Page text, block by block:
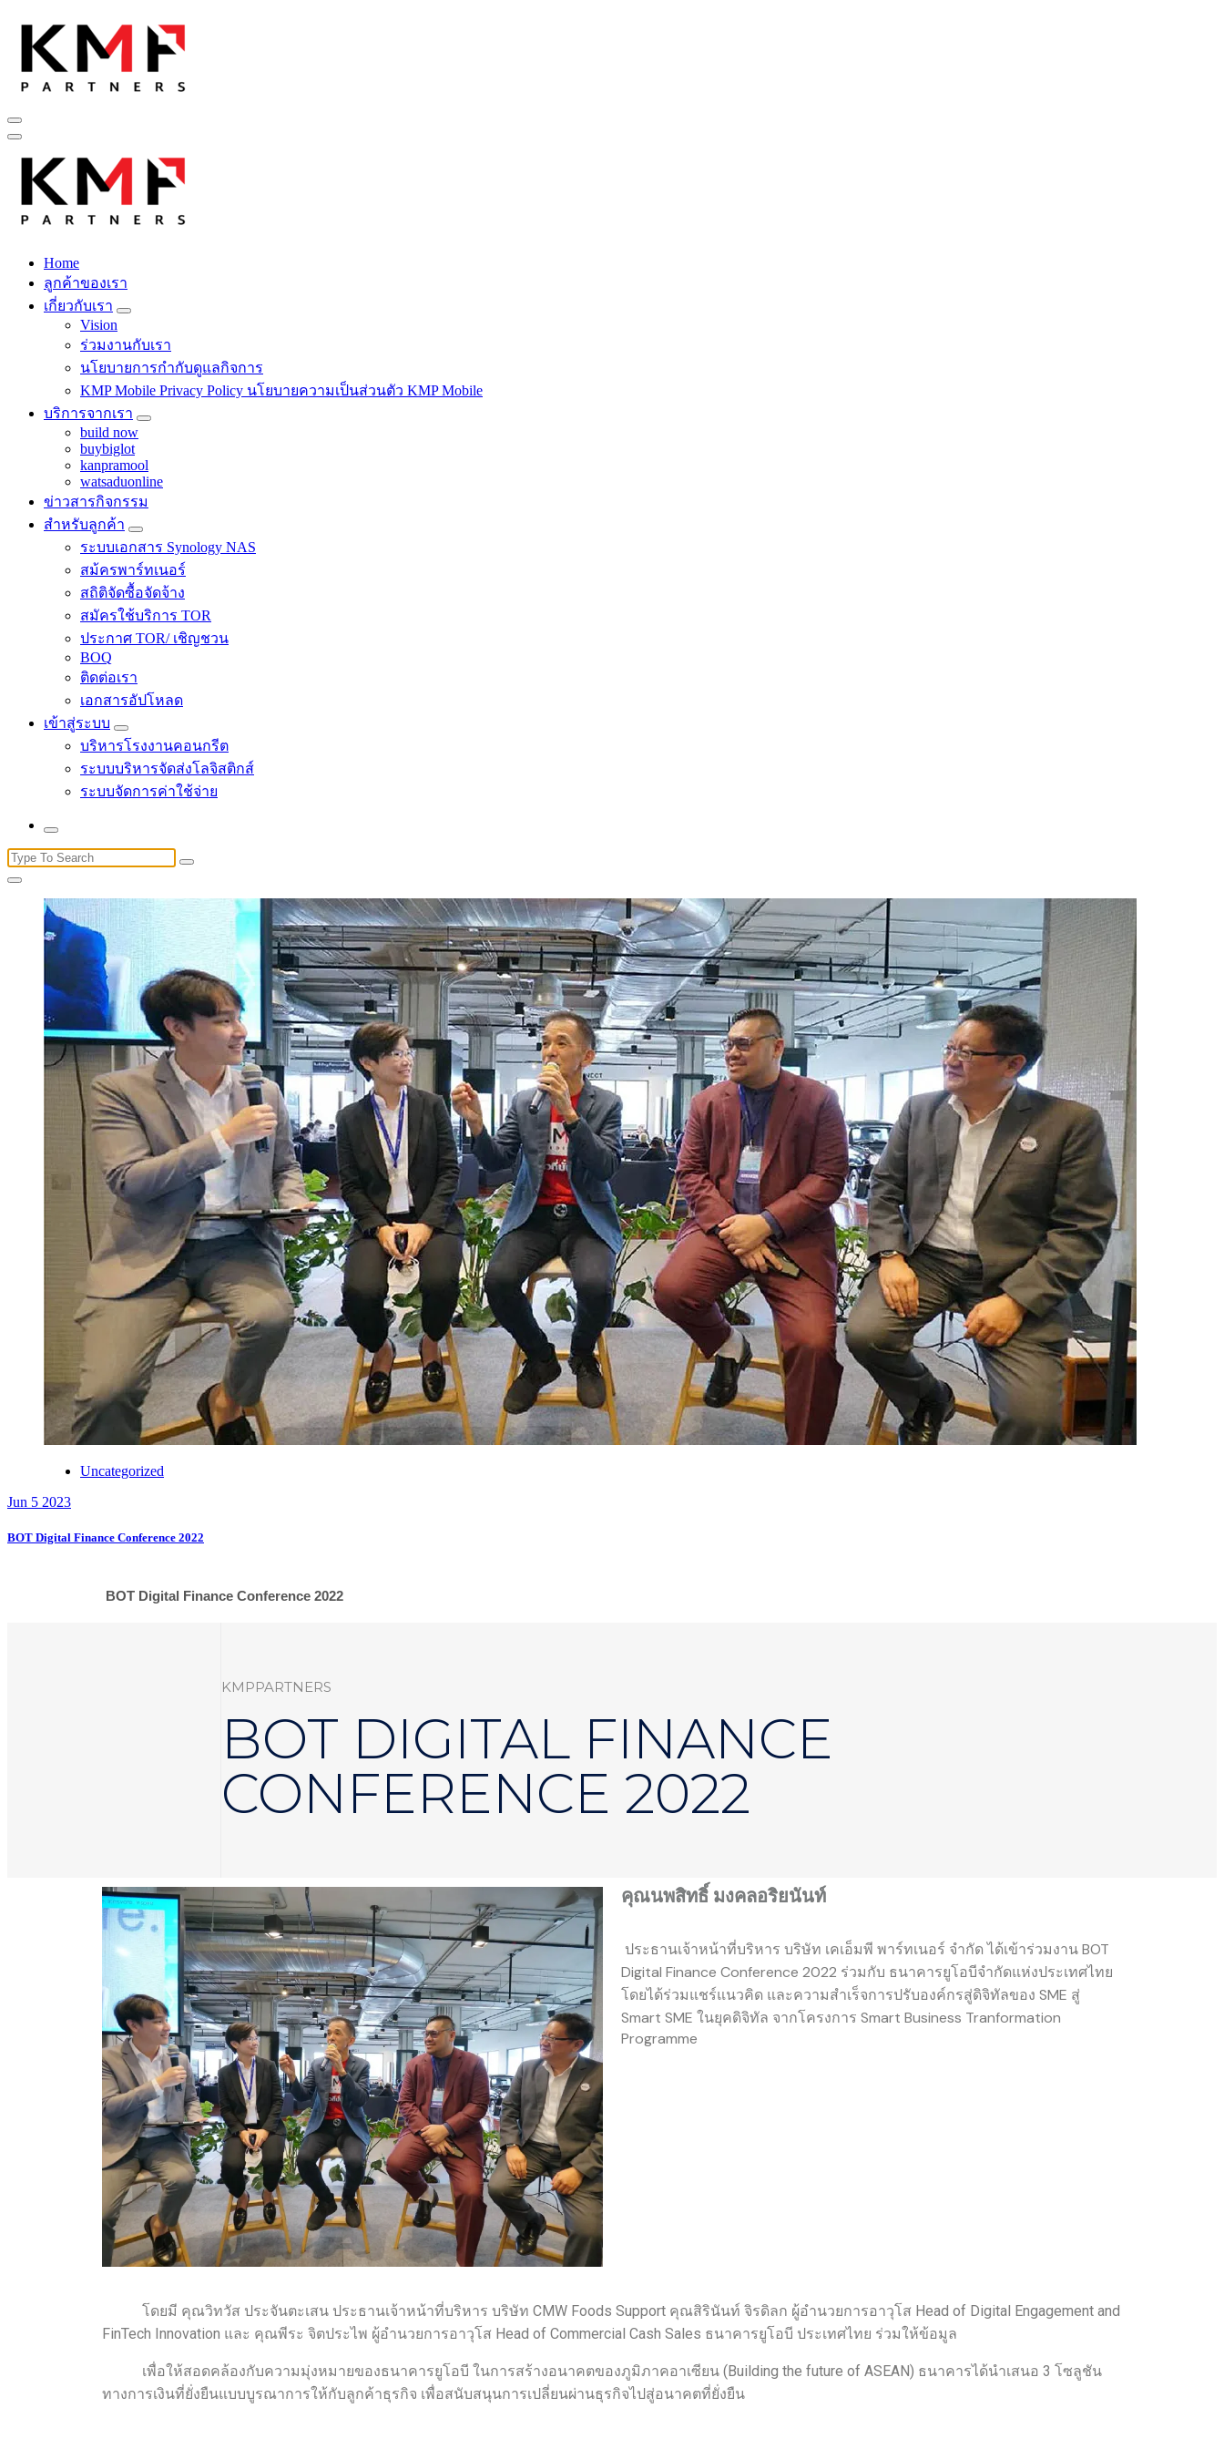
Fintech สำหรับวงการรับเหมาก่อสร้าง สู่อนาคตที่ดีกว่าไปพร้อมกับเรา เพราะโอกาสรอไม่ได้
Fintech สำหรับวงการรับเหมาก่อสร้าง สู่อนาคตที่ดีกว่าไปพร้อมกับเรา เพราะโอกาสรอไม่ได้
Home
ลูกค้าของเรา
เกี่ยวกับเรา
Vision
ร่วมงานกับเรา
นโยบายการกำกับดูแลกิจการ
KMP Mobile Privacy Policy นโยบายความเป็นส่วนตัว KMP Mobile
บริการจากเรา
build now
buybiglot
kanpramool
watsaduonline
ข่าวสารกิจกรรม
สำหรับลูกค้า
ระบบเอกสาร Synology NAS
สม้ครพาร์ทเนอร์
สถิติจัดซื้อจัดจ้าง
สมัครใช้บริการ TOR
ประกาศ TOR/ เชิญชวน
BOQ
ติดต่อเรา
เอกสารอัปโหลด
เข้าสู่ระบบ
บริหารโรงงานคอนกรีต
ระบบบริหารจัดส่งโลจิสติกส์
ระบบจัดการค่าใช้จ่าย
Uncategorized
Jun 5 2023
BOT Digital Finance Conference 2022
BOT Digital Finance Conference 2022
KMPPARTNERS
BOT DIGITAL FINANCE
CONFERENCE 2022
คุณนพสิทธิ์ มงคลอริยนันท์
ประธานเจ้าหน้าที่บริหาร บริษัท เคเอ็มพี พาร์ทเนอร์ จำกัด ได้เข้าร่วมงาน BOT
Digital Finance Conference 2022 ร่วมกับ ธนาคารยูโอบีจำกัดแห่งประเทศไทย
โดยได้ร่วมแชร์แนวคิด และความสำเร็จการปรับองค์กรสู่ดิจิทัลของ SME สู่
Smart SME ในยุคดิจิทัล จากโครงการ Smart Business Tranformation
Programme
โดยมี คุณวิทวัส ประจันตะเสน ประธานเจ้าหน้าที่บริหาร บริษัท CMW Foods Support คุณสิรินันท์ จิรดิลก ผู้อำนวยการอาวุโส Head of Digital Engagement and
FinTech Innovation และ คุณพีระ จิตประไพ ผู้อำนวยการอาวุโส Head of Commercial Cash Sales ธนาคารยูโอบี ประเทศไทย ร่วมให้ข้อมูล
เพื่อให้สอดคล้องกับความมุ่งหมายของธนาคารยูโอบี ในการสร้างอนาคตของภูมิภาคอาเซียน (Building the future of ASEAN) ธนาคารได้นำเสนอ 3 โซลูชัน
ทางการเงินที่ยั่งยืนแบบบูรณาการให้กับลูกค้าธุรกิจ เพื่อสนับสนุนการเปลี่ยนผ่านธุรกิจไปสู่อนาคตที่ยั่งยืน